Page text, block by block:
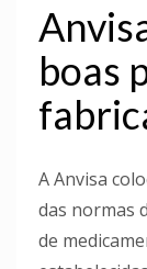
boas
A Anvisa
das normas
de